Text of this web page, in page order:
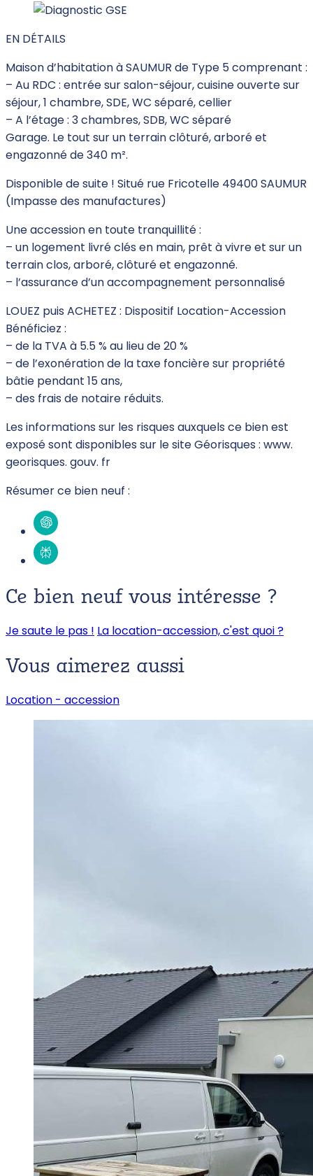
EN DÉTAILS
Maison d’habitation à SAUMUR de Type 5 comprenant :
– Au RDC : entrée sur salon-séjour, cuisine ouverte sur
séjour, 1 chambre, SDE, WC séparé, cellier
– A l’étage : 3 chambres, SDB, WC séparé
Garage. Le tout sur un terrain clôturé, arboré et
engazonné de 340 m².
Disponible de suite ! Situé rue Fricotelle 49400 SAUMUR
(Impasse des manufactures)
Une accession en toute tranquillité :
– un logement livré clés en main, prêt à vivre et sur un
terrain clos, arboré, clôturé et engazonné.
– l’assurance d’un accompagnement personnalisé
LOUEZ puis ACHETEZ : Dispositif Location-Accession
Bénéficiez :
– de la TVA à 5.5 % au lieu de 20 %
– de l’exonération de la taxe foncière sur propriété
bâtie pendant 15 ans,
– des frais de notaire réduits.
Les informations sur les risques auxquels ce bien est
exposé sont disponibles sur le site Géorisques : www.
georisques. gouv. fr
Résumer ce bien neuf :
Ce bien neuf vous intéresse ?
Je saute le pas ! La location-accession, c'est quoi ?
Vous aimerez aussi
Location - accession